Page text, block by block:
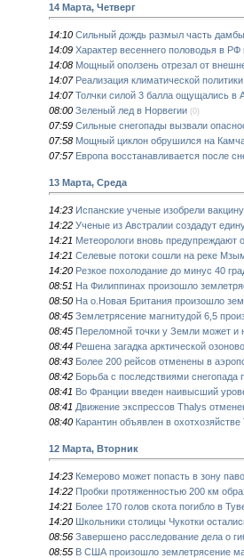
14 Марта, Четверг
14:10 Сильный дождь размыл часть
14:09 Характер весеннего половодья в
14:08 Мощный оползень отрезал от
14:07 Реализация климатической
14:07 Толчки силой 3 балла ощущались в
08:00 Зеленый лед в Норвегии (0)
07:59 Сильные снегопады вызвали
07:58 Мощный циклон обрушился на
07:57 Европа восстанавливается после
13 Марта, Среда
14:23 Испанские ученые изобрели
14:22 Ученые из Австралии создадут
14:21 Метеорологи вновь предупреждают
14:21 Селевые потоки сошли на реке
14:20 Резкое похолодание до минус 40
08:51 На Филиппинах произошло
08:50 На о.Новая Британия произошло
08:45 Землетрясение магнитудой 6,5
08:45 Переломной точки у Земли может и
08:44 Решена загадка арктической
08:43 Более 200 рейсов отменены в
08:42 Борьба с последствиями
08:41 Во Франции введен наивысший
08:41 Движение экспрессов Тhalys
08:40 Карантин объявлен в
12 Марта, Вторник
14:23 Кемерово может попасть в зону
14:22 Пробки протяженностью 200 км
14:21 Более 170 голов скота погибло в
14:20 Школьники столицы Чукотки
08:56 Завершено расследование дела о
08:55 В США произошло землетрясение